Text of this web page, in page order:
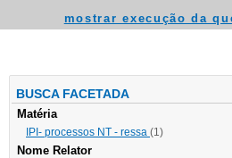
mostrar execução da
BUSCA FACETADA
Matéria
IPI- processos NT - ressa (1)
Nome Relator